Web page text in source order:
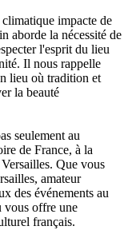
impacte de
aborde la nécessité de
l'esprit du lieu
Il nous rappelle
lieu où tradition et
la beauté
seulement au
de France, à la
Que vous
amateur
des événements au
vous offre une
français.